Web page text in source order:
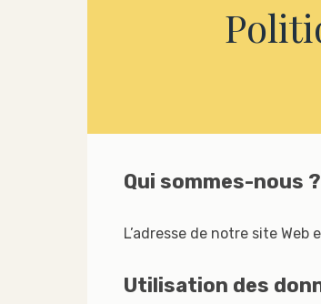
Qui sommes-nous ?
L’adresse de notre site
Utilisation des